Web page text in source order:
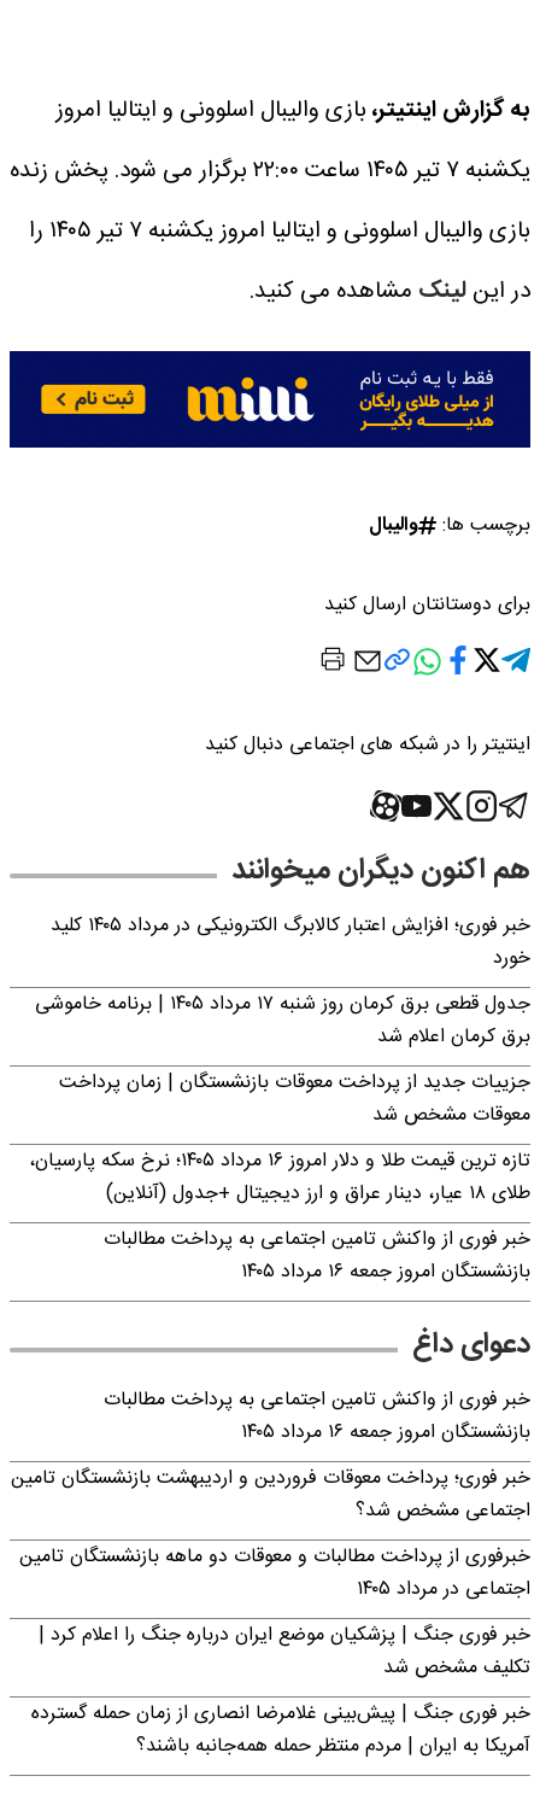
به گزارش اینتیتر،بازی والیبال اسلوونی و ایتالیا امروز
یکشنبه ۷ تیر ۱۴۰۵ ساعت ۲۲:۰۰ برگزار می شود.
پخش زنده
بازی والیبال اسلوونی و ایتالیا امروز یکشنبه ۷ تیر ۱۴۰۵ را
در اینلینک مشاهده می کنید.
برچسب ها: والیبال
برای دوستانتان ارسال کنید
اینتیتر را در شبکه های اجتماعی دنبال کنید
هم اکنون دیگران میخوانند
خبر فوری؛ افزایش اعتبار کالابرگ الکترونیکی در مرداد ۱۴۰۵ کلید
خورد
جدول قطعی برق کرمان روز شنبه ۱۷ مرداد ۱۴۰۵ | برنامه خاموشی
برق کرمان اعلام شد
جزییات جدید از پرداخت معوقات بازنشستگان | زمان پرداخت
معوقات مشخص شد
تازه ترین قیمت طلا و دلار امروز ۱۶ مرداد ۱۴۰۵؛ نرخ سکه پارسیان،
طلای ۱۸ عیار، دینار عراق و ارز دیجیتال +جدول (آنلاین)
خبر فوری از واکنش تامین اجتماعی به پرداخت مطالبات
بازنشستگان امروز جمعه ۱۶ مرداد ۱۴۰۵
دعوای داغ
خبر فوری از واکنش تامین اجتماعی به پرداخت مطالبات
بازنشستگان امروز جمعه ۱۶ مرداد ۱۴۰۵
خبر فوری؛ پرداخت معوقات فروردین و اردیبهشت بازنشستگان تامین
اجتماعی مشخص شد؟
خبرفوری از پرداخت مطالبات و معوقات دو ماهه بازنشستگان تامین
اجتماعی در مرداد ۱۴۰۵
خبر فوری جنگ | پزشکیان موضع ایران درباره جنگ را اعلام کرد |
تکلیف مشخص شد
خبر فوری جنگ | پیش‌بینی غلامرضا انصاری از زمان حمله گسترده
آمریکا به ایران | مردم منتظر حمله همه‌جانبه باشند؟